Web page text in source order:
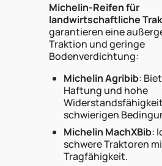
Michelin-Reifen für
landwirtschaftliche
garantieren eine
Traktion und geringe
Bodenverdichtung:
Michelin Agribib:
Haftung und hohe
schwierigen
Michelin MachXBib:
schwere Traktoren
Tragfähigkeit.